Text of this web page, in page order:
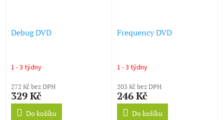
Debug DVD
1 - 3 týdny
272 Kč bez DPH
329 Kč
Do košíku
Frequency DVD
1 - 3 týdny
203 Kč bez DPH
246 Kč
Do košíku